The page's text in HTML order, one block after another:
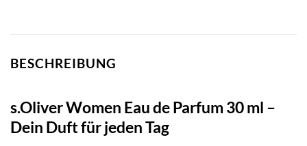
BESCHREIBUNG
s.Oliver Women Eau de Parfum 30 ml –
Dein Duft für jeden Tag